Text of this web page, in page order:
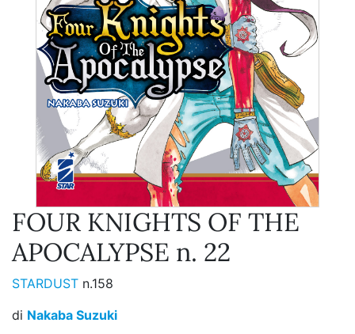
FOUR KNIGHTS OF THE
APOCALYPSE n. 22
STARDUST n.158
di Nakaba Suzuki